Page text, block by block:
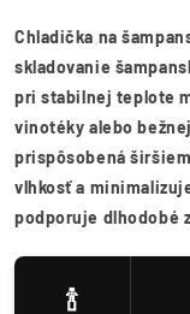
Chladička na
skladovanie
pri stabilnej teplote
vinotéky alebo
prispôsobená
vlhkosť a
podporuje dlhodobé
🍾